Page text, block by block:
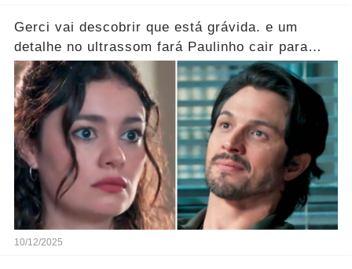
Gerci vai descobrir que está grávida. e um
detalhe no ultrassom fará Paulinho cair para
trás!
10/12/2025